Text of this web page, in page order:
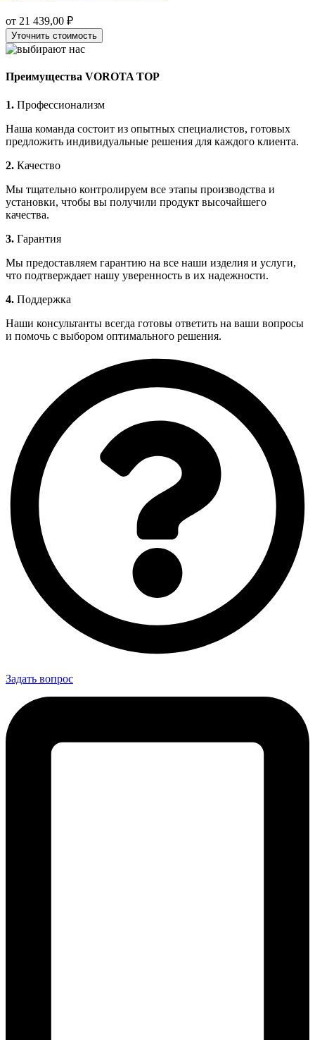
от 21 439,00 ₽
Уточнить стоимость
Преимущества VOROTA TOP
1. Профессионализм
Наша команда состоит из опытных специалистов, готовых
предложить индивидуальные решения для каждого клиента.
2. Качество
Мы тщательно контролируем все этапы производства и
установки, чтобы вы получили продукт высочайшего
качества.
3. Гарантия
Мы предоставляем гарантию на все наши изделия и услуги,
что подтверждает нашу уверенность в их надежности.
4. Поддержка
Наши консультанты всегда готовы ответить на ваши вопросы
и помочь с выбором оптимального решения.
Задать вопрос